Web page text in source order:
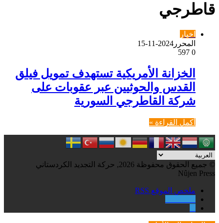
قاطرجي
اخبار
المحرر 2024-11-15
0
الخزانة الأمريكية تستهدف تمويل فيلق
القدس والحوثيين عبر عقوبات على
شركة القاطرجي السورية
أكمل القراءة »
© جميع الحقوق محفوظة 2026, حركة التجديد الكردستاني
Nûjen Press
ملخص الموقع RSS